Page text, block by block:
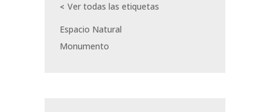
Ver todas las etiquetas
Espacio Natural
Monumento